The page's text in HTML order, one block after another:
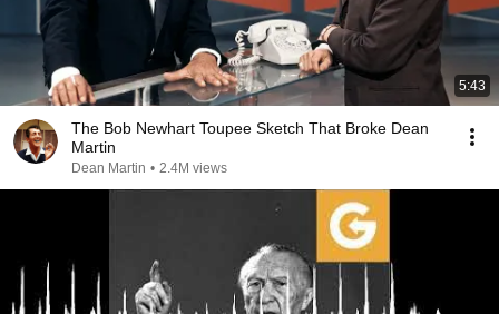
5:43
The Bob Newhart Toupee Sketch That Broke Dean
Martin
Dean Martin • 2.4M views